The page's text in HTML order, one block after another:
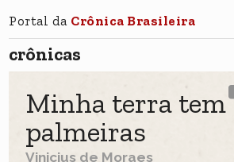
Portal da Crônica Brasileira
crônicas
Minha terra tem
palmeiras
Vinicius de Moraes